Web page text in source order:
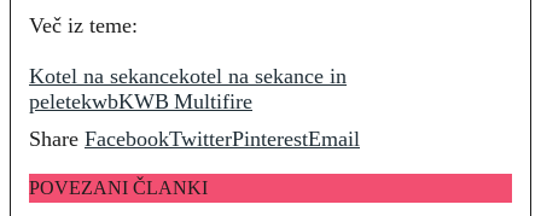
Več iz teme:
Kotel na sekancekotel na sekance in
peletekwbKWB Multifire
Share FacebookTwitterPinterestEmail
POVEZANI ČLANKI